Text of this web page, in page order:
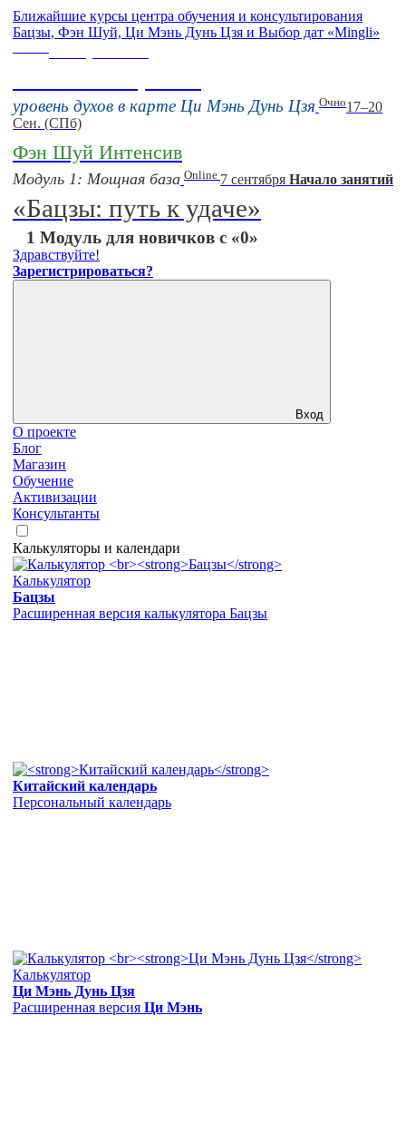
Ближайшие курсы центра обучения и консультирования
Бацзы, Фэн Шуй, Ци Мэнь Дунь Цзя и Выбор дат «Mingli»
уровень духов в карте Ци Мэнь Дунь Цзя Очно17–20
Сен. (СПб)
Фэн Шуй Интенсив
Модуль 1: Мощная база Online 7 сентября Начало занятий
«Бацзы: путь к удаче»
1 Модуль для новичков с «0»
Здравствуйте!
Зарегистрироваться?
Вход
О проекте
Блог
Магазин
Обучение
Активизации
Консультанты
Калькуляторы и календари
Калькулятор
Бацзы
Расширенная версия калькулятора Бацзы
Китайский календарь
Персональный календарь
Калькулятор
Ци Мэнь Дунь Цзя
Расширенная версия Ци Мэнь